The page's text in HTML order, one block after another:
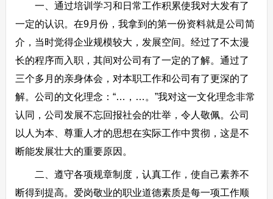
一、通过培训学习和日常工作积累使我对大发有了
一定的认识。在9月份，我拿到的第一份资料就是公司简
介，当时觉得企业规模较大，发展空间。经过了不太漫
长的程序而入职，其间对公司有了一定的了解。通过了
三个多月的亲身体会，对本职工作和公司有了更深的了
解。公司的文化理念：“…，…。”我对这一文化理念非常
认同，公司发展不忘回报社会的壮举，令人敬佩。公司
以人为本、尊重人才的思想在实际工作中贯彻，这是不
断能发展壮大的重要原因。
二、遵守各项规章制度，认真工作，使自己素养不
断得到提高。爱岗敬业的职业道德素质是每一项工作顺